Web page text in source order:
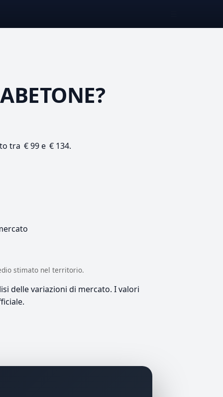
tra € 99 e € 134.
stimato nel territorio.
delle variazioni di mercato. I valori